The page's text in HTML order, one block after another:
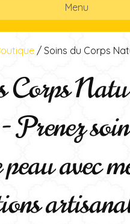
Menu
/ Soins du Corps
Corps
avec